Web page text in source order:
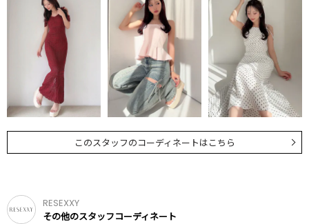
このスタッフのコーディネートはこちら
RESEXXY
その他のスタッフコーディネート